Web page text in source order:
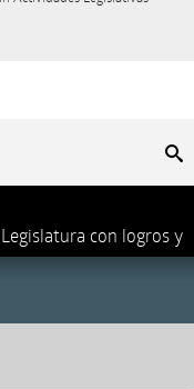
con logros y